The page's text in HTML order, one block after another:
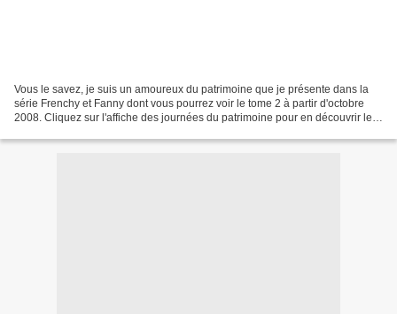
Vous le savez, je suis un amoureux du patrimoine que je présente dans la
série Frenchy et Fanny dont vous pourrez voir le tome 2 à partir d'octobre
2008. Cliquez sur l'affiche des journées du patrimoine pour en découvrir le